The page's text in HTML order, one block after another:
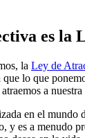
es la
la Ley de
lo que
a
en el mundo
y es a menudo